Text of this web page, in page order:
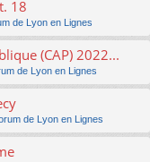
18
de Lyon en Lignes
(CAP) 2022...
de Lyon en Lignes
de Lyon en Lignes